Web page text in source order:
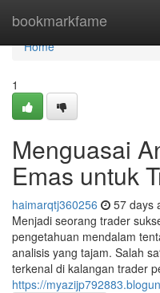
bookmarkfame
Home
Home
1
Menguasai
Emas untuk
haimarqtj360256 57 days
Menjadi seorang trader
pengetahuan mendalam
analisis yang tajam. Salah
terkenal di kalangan trader
https://